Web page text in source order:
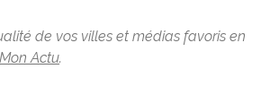
de vos villes et médias favoris en
Mon Actu.